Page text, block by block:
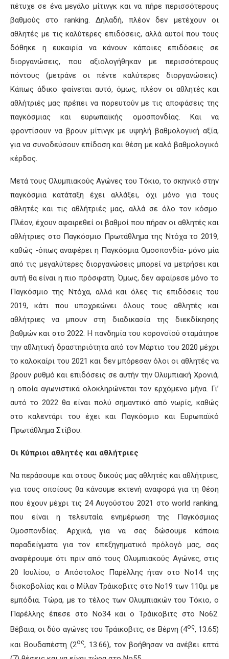
πέτυχε σε ένα μεγάλο μίτινγκ και να πήρε περισσότερους
βαθμούς στο ranking. Δηλαδή, πλέον δεν μετέχουν οι
αθλητές με τις καλύτερες επιδόσεις, αλλά αυτοί που τους
δόθηκε η ευκαιρία να κάνουν κάποιες επιδόσεις σε
διοργανώσεις, που αξιολογήθηκαν με περισσότερους
πόντους (μετράνε οι πέντε καλύτερες διοργανώσεις).
Κάπως άδικο φαίνεται αυτό, όμως, πλέον οι αθλητές και
αθλήτριές μας πρέπει να πορευτούν με τις αποφάσεις της
παγκόσμιας και ευρωπαϊκής ομοσπονδίας. Και να
φροντίσουν να βρουν μίτινγκ με υψηλή βαθμολογική αξία,
για να συνοδεύσουν επίδοση και θέση με καλό βαθμολογικό
κέρδος.
Μετά τους Ολυμπιακούς Αγώνες του Τόκιο, το σκηνικό στην
παγκόσμια κατάταξη έχει αλλάξει, όχι μόνο για τους
αθλητές και τις αθλήτριές μας, αλλά σε όλο τον κόσμο.
Πλέον, έχουν αφαιρεθεί οι βαθμοί που πήραν οι αθλητές και
αθλήτριες στο Παγκόσμιο Πρωτάθλημα της Ντόχα το 2019,
καθώς -όπως αναφέρει η Παγκόσμια Ομοσπονδία- μόνο μία
από τις μεγαλύτερες διοργανώσεις μπορεί να μετρήσει και
αυτή θα είναι η πιο πρόσφατη. Όμως, δεν αφαίρεσε μόνο το
Παγκόσμιο της Ντόχα, αλλά και όλες τις επιδόσεις του
2019, κάτι που υποχρεώνει όλους τους αθλητές και
αθλήτριες να μπουν στη διαδικασία της διεκδίκησης
βαθμών και στο 2022. Η πανδημία του κορονοϊού σταμάτησε
την αθλητική δραστηριότητα από τον Μάρτιο του 2020 μέχρι
το καλοκαίρι του 2021 και δεν μπόρεσαν όλοι οι αθλητές να
βρουν ρυθμό και επιδόσεις σε αυτήν την Ολυμπιακή Χρονιά,
η οποία αγωνιστικά ολοκληρώνεται τον ερχόμενο μήνα. Γι’
αυτό το 2022 θα είναι πολύ σημαντικό από νωρίς, καθώς
στο καλεντάρι του έχει και Παγκόσμιο και Ευρωπαϊκό
Πρωτάθλημα Στίβου.
Οι Κύπριοι αθλητές και αθλήτριες
Να περάσουμε και στους δικούς μας αθλητές και αθλήτριες,
για τους οποίους θα κάνουμε εκτενή αναφορά για τη θέση
που έχουν μέχρι τις 24 Αυγούστου 2021 στο world ranking,
που είναι η τελευταία ενημέρωση της Παγκόσμιας
Ομοσπονδίας. Αρχικά, για να σας δώσουμε κάποια
παραδείγματα για τον επεξηγηματικό πρόλογό μας, σας
αναφέρουμε ότι πριν από τους Ολυμπιακούς Αγώνες, στις
20 Ιουλίου, ο Απόστολος Παρέλλης ήταν στο Νο14 της
δισκοβολίας και ο Μίλαν Τράικοβιτς στο Νο19 των 110μ. με
εμπόδια. Τώρα, με το τέλος των Ολυμπιακών του Τόκιο, ο
Παρέλλης έπεσε στο Νο34 και ο Τράικοβιτς στο Νο62.
Βέβαια, οι δύο αγώνες του Τράικοβιτς, σε Βέρνη (4ος, 13.65)
και Βουδαπέστη (2ος, 13.66), τον βοήθησαν να ανέβει επτά